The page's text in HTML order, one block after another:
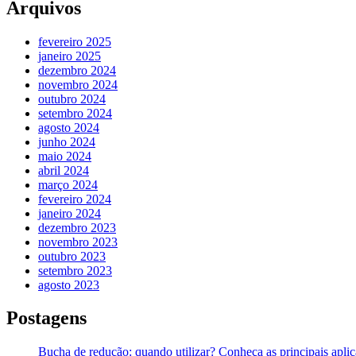
Arquivos
fevereiro 2025
janeiro 2025
dezembro 2024
novembro 2024
outubro 2024
setembro 2024
agosto 2024
junho 2024
maio 2024
abril 2024
março 2024
fevereiro 2024
janeiro 2024
dezembro 2023
novembro 2023
outubro 2023
setembro 2023
agosto 2023
Postagens
Bucha de redução: quando utilizar? Conheça as principais